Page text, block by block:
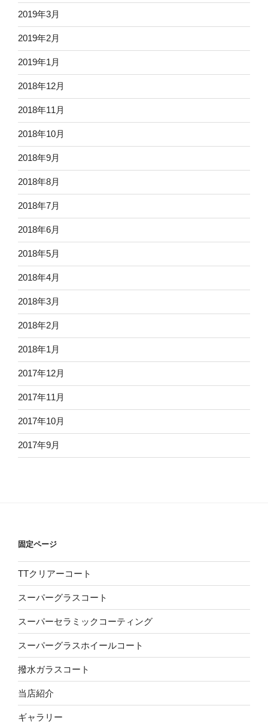
2019年3月
2019年2月
2019年1月
2018年12月
2018年11月
2018年10月
2018年9月
2018年8月
2018年7月
2018年6月
2018年5月
2018年4月
2018年3月
2018年2月
2018年1月
2017年12月
2017年11月
2017年10月
2017年9月
固定ページ
TTクリアーコート
スーパーグラスコート
スーパーセラミックコーティング
スーパーグラスホイールコート
撥水ガラスコート
当店紹介
ギャラリー